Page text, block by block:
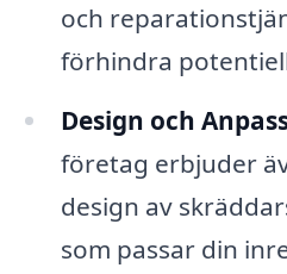
och
förhindra
Design och
företag erbjuder
design av
som passar din